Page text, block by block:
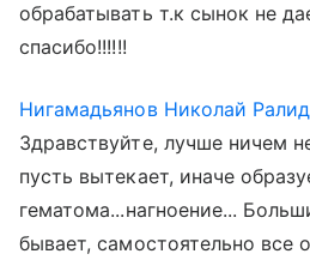
обрабатывать т.к сынок не
спасибо!!!!!!
Нигамадьянов Николай
Здравствуйте, лучше ничем
пусть вытекает, иначе
гематома...нагноение...
бывает, самостоятельно все